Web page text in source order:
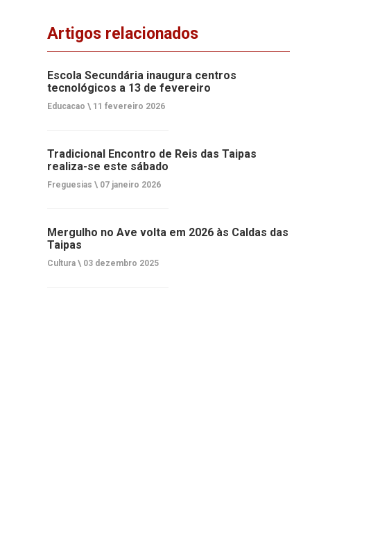
Artigos relacionados
Escola Secundária inaugura centros
tecnológicos a 13 de fevereiro
Educacao \ 11 fevereiro 2026
Tradicional Encontro de Reis das Taipas
realiza-se este sábado
Freguesias \ 07 janeiro 2026
Mergulho no Ave volta em 2026 às Caldas das
Taipas
Cultura \ 03 dezembro 2025